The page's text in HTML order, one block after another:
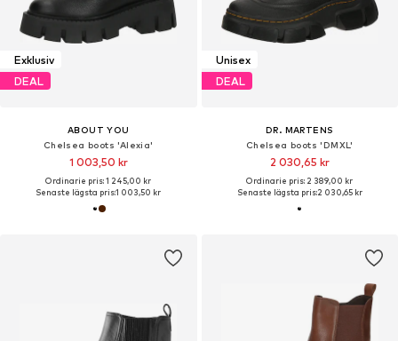
Exklusiv
DEAL
ABOUT YOU
Chelsea boots 'Alexia'
1 003,50 kr
Ordinarie pris: 1 245,00 kr
Senaste lägsta pris:1 003,50 kr
Unisex
DEAL
DR. MARTENS
Chelsea boots 'DMXL'
2 030,65 kr
Ordinarie pris: 2 389,00 kr
Senaste lägsta pris:2 030,65 kr